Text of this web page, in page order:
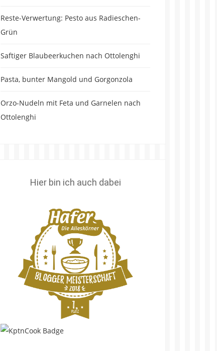
Reste-Verwertung: Pesto aus Radieschen-
Grün
Saftiger Blaubeerkuchen nach Ottolenghi
Pasta, bunter Mangold und Gorgonzola
Orzo-Nudeln mit Feta und Garnelen nach
Ottolenghi
Hier bin ich auch dabei